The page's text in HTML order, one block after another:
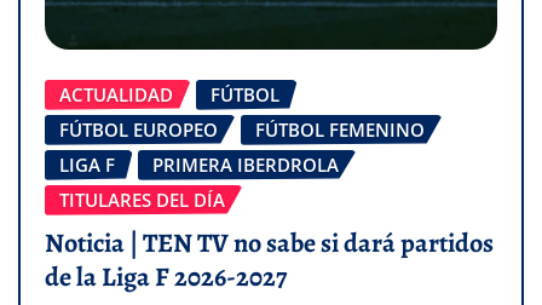
ACTUALIDAD
FÚTBOL
FÚTBOL EUROPEO
FÚTBOL FEMENINO
LIGA F
PRIMERA IBERDROLA
TITULARES DEL DÍA
Noticia | TEN TV no sabe si dará partidos
de la Liga F 2026-2027